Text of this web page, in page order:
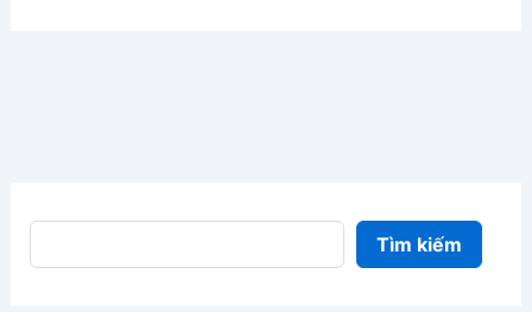
Tìm kiếm